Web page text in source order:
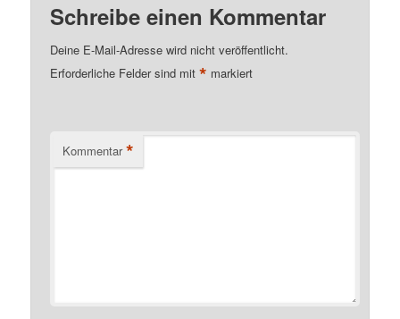
Schreibe einen Kommentar
Deine E-Mail-Adresse wird nicht veröffentlicht.
Erforderliche Felder sind mit* markiert
Kommentar *